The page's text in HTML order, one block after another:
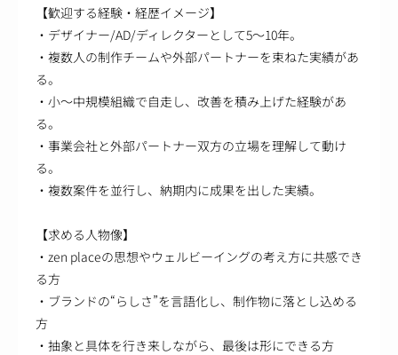
【歓迎する経験・経歴イメージ】
・デザイナー/AD/ディレクターとして5～10年。
・複数人の制作チームや外部パートナーを束ねた実績があ
る。
・小～中規模組織で自走し、改善を積み上げた経験があ
る。
・事業会社と外部パートナー双方の立場を理解して動け
る。
・複数案件を並行し、納期内に成果を出した実績。
【求める人物像】
・zen placeの思想やウェルビーイングの考え方に共感でき
る方
・ブランドの“らしさ”を言語化し、制作物に落とし込める
方
・抽象と具体を行き来しながら、最後は形にできる方